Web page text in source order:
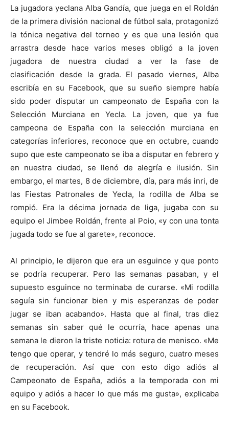
La jugadora yeclana Alba Gandía, que juega en el Roldán
de la primera división nacional de fútbol sala, protagonizó
la tónica negativa del torneo y es que una lesión que
arrastra desde hace varios meses obligó a la joven
jugadora de nuestra ciudad a ver la fase de
clasificación desde la grada. El pasado viernes, Alba
escribía en su Facebook, que su sueño siempre había
sido poder disputar un campeonato de España con la
Selección Murciana en Yecla. La joven, que ya fue
campeona de España con la selección murciana en
categorías inferiores, reconoce que en octubre, cuando
supo que este campeonato se iba a disputar en febrero y
en nuestra ciudad, se llenó de alegría e ilusión. Sin
embargo, el martes, 8 de diciembre, día, para más inri, de
las Fiestas Patronales de Yecla, la rodilla de Alba se
rompió. Era la décima jornada de liga, jugaba con su
equipo el Jimbee Roldán, frente al Poio, «y con una tonta
jugada todo se fue al garete», reconoce.
Al principio, le dijeron que era un esguince y que ponto
se podría recuperar. Pero las semanas pasaban, y el
supuesto esguince no terminaba de curarse. «Mi rodilla
seguía sin funcionar bien y mis esperanzas de poder
jugar se iban acabando». Hasta que al final, tras diez
semanas sin saber qué le ocurría, hace apenas una
semana le dieron la triste noticia: rotura de menisco. «Me
tengo que operar, y tendré lo más seguro, cuatro meses
de recuperación. Así que con esto digo adiós al
Campeonato de España, adiós a la temporada con mi
equipo y adiós a hacer lo que más me gusta», explicaba
en su Facebook.